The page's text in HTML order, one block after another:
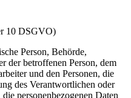
10 DSGVO)
Person, Behörde,
der betroffenen Person, dem
und den Personen, die
des Verantwortlichen oder
personenbezogenen Daten